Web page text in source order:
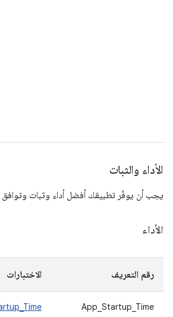
الأداء والثبات
يجب أن يوفّر تطبيقك أفضل أداء وثبات
الأداء
رقم التعريف الاختبارات
App_Startup_Time